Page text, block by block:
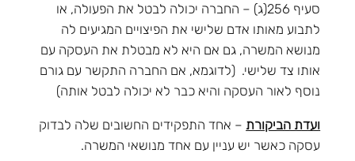
סעיף 256(ג) – החברה יכולה לבטל את הפעולה, או
לתבוע מאותו אדם שלישי את הפיצויים המגיעים לה
מנושא המשרה, גם אם היא לא מבטלת את העסקה עם
אותו צד שלישי. (לדוגמא, אם החברה התקשר עם גורם
נוסף לאור העסקה והיא כבר לא יכולה לבטל אותה)
ועדת הביקורת – אחד התפקידים החשובים שלה לבדוק
עסקה כאשר יש עניין עם אחד מנושאי המשרה.